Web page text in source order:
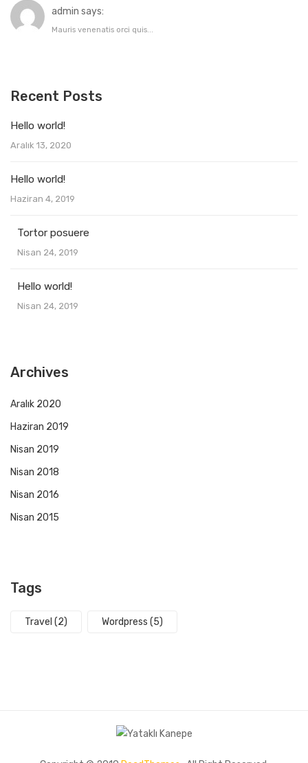
admin says:
Mauris venenatis orci quis...
Recent Posts
Hello world!
Aralık 13, 2020
Hello world!
Haziran 4, 2019
Tortor posuere
Nisan 24, 2019
Hello world!
Nisan 24, 2019
Archives
Aralık 2020
Haziran 2019
Nisan 2019
Nisan 2018
Nisan 2016
Nisan 2015
Tags
Travel (2) Wordpress (5)